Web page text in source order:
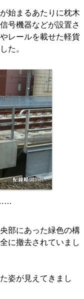
始まるあたりに枕木
号機器などが設置さ
レールを載せた軽貨
た。
部にあった緑色の構
に撤去されていまし
姿が見えてきまし